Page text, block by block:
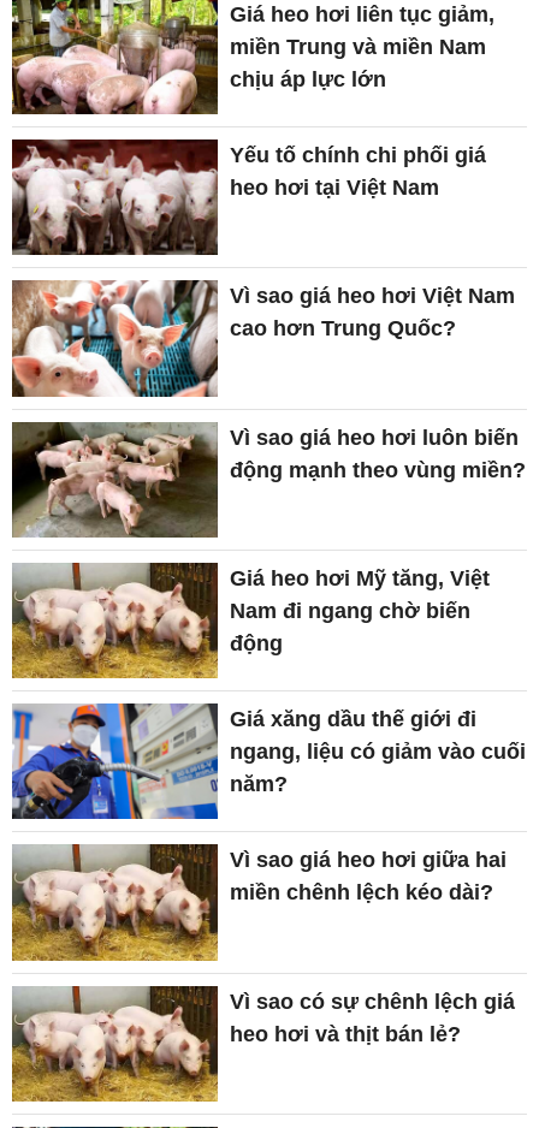
Giá heo hơi liên tục giảm,
miền Trung và miền Nam
chịu áp lực lớn
Yếu tố chính chi phối giá
heo hơi tại Việt Nam
Vì sao giá heo hơi Việt Nam
cao hơn Trung Quốc?
Vì sao giá heo hơi luôn biến
động mạnh theo vùng miền?
Giá heo hơi Mỹ tăng, Việt
Nam đi ngang chờ biến
động
Giá xăng dầu thế giới đi
ngang, liệu có giảm vào cuối
năm?
Vì sao giá heo hơi giữa hai
miền chênh lệch kéo dài?
Vì sao có sự chênh lệch giá
heo hơi và thịt bán lẻ?